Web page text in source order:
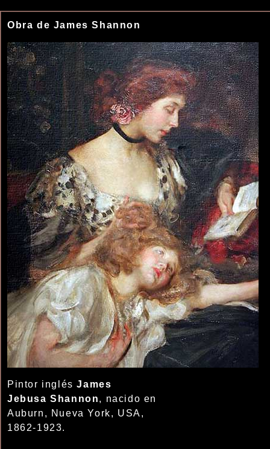
Obra de James Shannon
Pintor inglésJames
Jebusa Shannon, nacido en
Auburn, Nueva York, USA,
1862-1923.